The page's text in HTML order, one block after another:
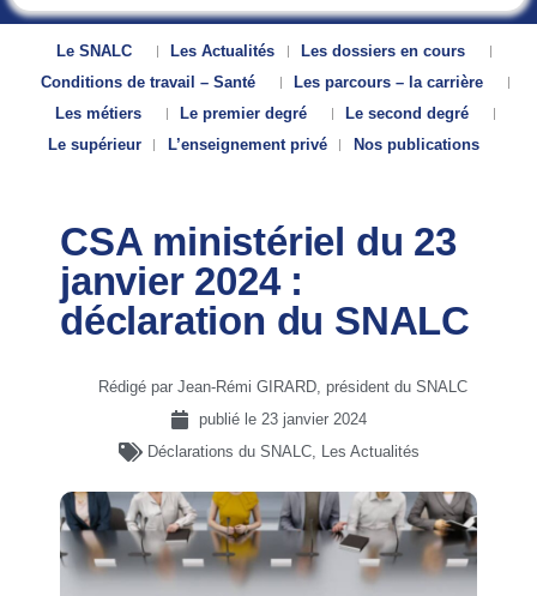
Le SNALC Les Actualités
Les dossiers en cours
Conditions de travail – Santé
Les parcours – la carrière
Les métiers
Le premier degré
Le second degré
Le supérieur
L’enseignement privé Nos publications
CSA ministériel du 23
janvier 2024 :
déclaration du SNALC
Rédigé par Jean-Rémi GIRARD, président du SNALC
publié le 23 janvier 2024
Déclarations du SNALC, Les Actualités